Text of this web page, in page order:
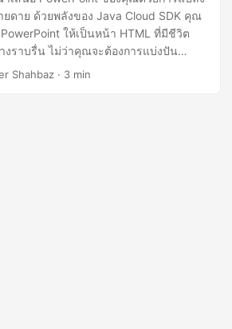
ยดาย ด้วยพลังของ Java Cloud SDK คุณ
ให้เป็นหน้า HTML ที่มีชีวิต
งราบรื่น ไม่ว่าคุณจะต้องการแบ่งปัน
น์ ฝังลงในเว็บไซต์ หรือเพิ่มความสามารถ
Shahbaz · 3 min